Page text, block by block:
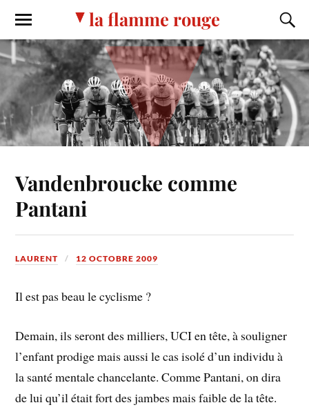
la flamme rouge
Vandenbroucke comme
Pantani
LAURENT 12 OCTOBRE 2009
Il est pas beau le cyclisme ?
Demain, ils seront des milliers, UCI en tête, à souligner
l’enfant prodige mais aussi le cas isolé d’un individu à
la santé mentale chancelante. Comme Pantani, on dira
de lui qu’il était fort des jambes mais faible de la tête.